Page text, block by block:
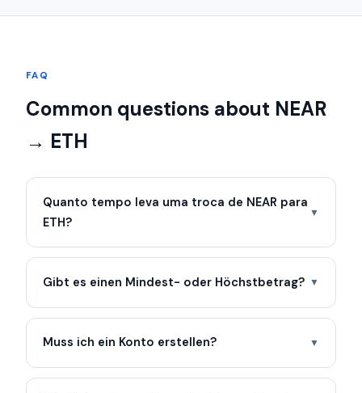
FAQ
Common questions about NEAR
→ ETH
Quanto tempo leva uma troca de NEAR para
ETH?
▼
Gibt es einen Mindest- oder Höchstbetrag? ▼
Muss ich ein Konto erstellen? ▼